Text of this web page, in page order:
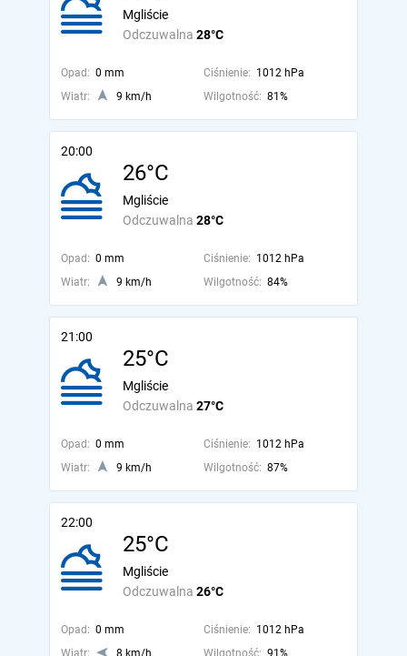
Odczuwalna 28°C
Mgliście
Opad: 0 mm Ciśnienie: 1012 hPa
Wiatr:
9 km/h Wilgotność: 81%
20:00
26°C
Odczuwalna 28°C
Mgliście
Opad: 0 mm Ciśnienie: 1012 hPa
Wiatr:
9 km/h Wilgotność: 84%
21:00
25°C
Odczuwalna 27°C
Mgliście
Opad: 0 mm Ciśnienie: 1012 hPa
Wiatr:
9 km/h Wilgotność: 87%
22:00
25°C
Odczuwalna 26°C
Mgliście
Opad: 0 mm Ciśnienie: 1012 hPa
Wiatr:
8 km/h Wilgotność: 91%